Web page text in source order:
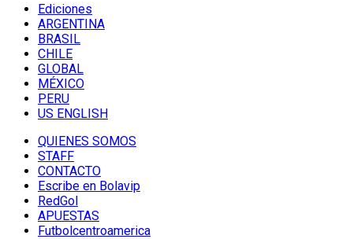
Ediciones
ARGENTINA
BRASIL
CHILE
GLOBAL
MÉXICO
PERU
US ENGLISH
QUIENES SOMOS
STAFF
CONTACTO
Escribe en Bolavip
RedGol
APUESTAS
Futbolcentroamerica